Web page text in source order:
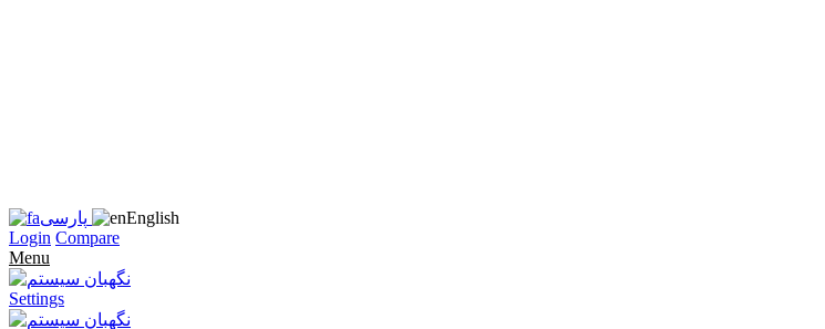
پارسی
English
Login Compare
Menu
Settings